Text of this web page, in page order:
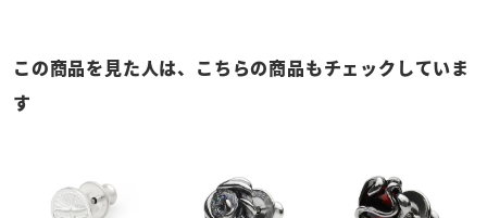
この商品を見た人は、こちらの商品もチェックしていま
す